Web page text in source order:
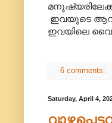
ഇവയുടെ
ഇവയിലെ
6 comments:
Saturday, April 4,